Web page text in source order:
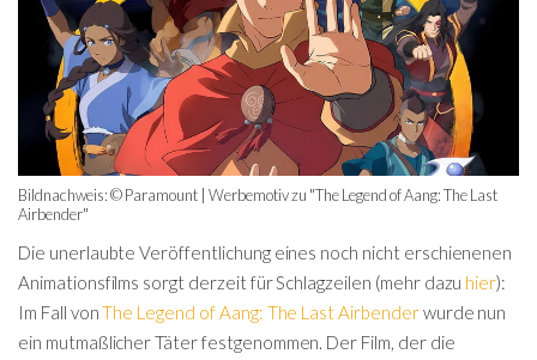
Bildnachweis: © Paramount | Werbemotiv zu "The Legend of Aang: The Last
Airbender"
Die unerlaubte Veröffentlichung eines noch nicht erschienenen
Animationsfilms sorgt derzeit für Schlagzeilen (mehr dazu hier):
Im Fall vonThe Legend of Aang: The Last Airbenderwurde nun
ein mutmaßlicher Täter festgenommen. Der Film, der die